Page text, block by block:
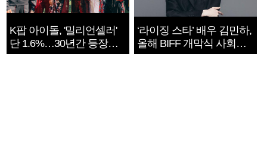
K팝 아이돌, '밀리언셀러'
단 1.6%…30년간 등장
1182개팀 전수조사
‘라이징 스타’ 배우 김민하,
올해 BIFF 개막식 사회자
확정